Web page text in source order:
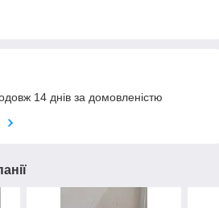
14 днів за домовленістю